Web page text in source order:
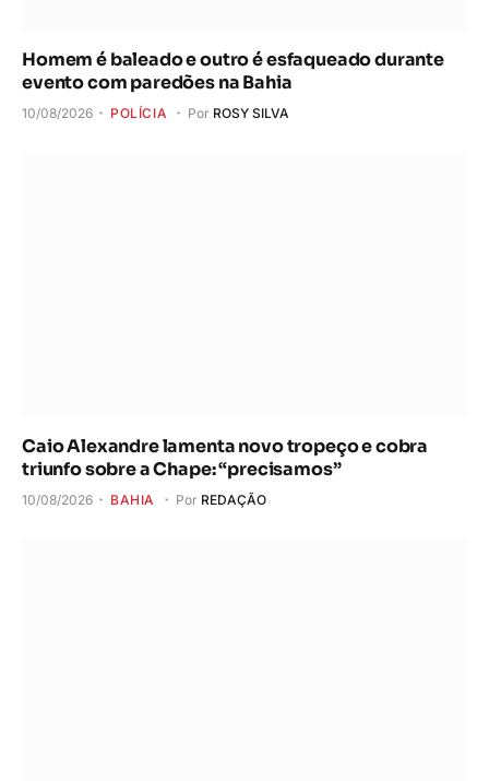
Homem é baleado e outro é esfaqueado durante
evento com paredões na Bahia
10/08/2026 POLÍCIA Por ROSY SILVA
Caio Alexandre lamenta novo tropeço e cobra
triunfo sobre a Chape: “precisamos”
10/08/2026 BAHIA Por REDAÇÃO